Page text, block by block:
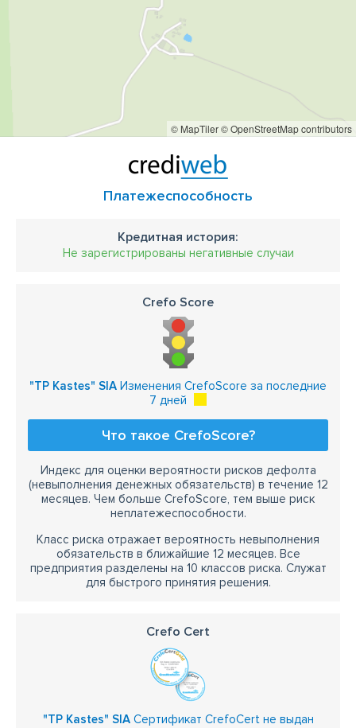
© MapTiler© OpenStreetMap contributors
Платежеспособность
Кредитная история:
Не зарегистрированы негативные случаи
Crefo Score
"TP Kastes" SIA Изменения CrefoScore за последние
7 дней
Что такое CrefoScore?
Индекс для оценки вероятности рисков дефолта
(невыполнения денежных обязательств) в течение 12
месяцев. Чем больше CrefoScore, тем выше риск
неплатежеспособности.
Класс риска отражает вероятность невыполнения
обязательств в ближайшие 12 месяцев. Все
предприятия разделены на 10 классов риска. Служат
для быстрого принятия решения.
Crefo Cert
"TP Kastes" SIAСертификат CrefoCert не выдан